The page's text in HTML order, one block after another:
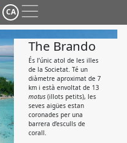
CA
The Brando
És l’únic atol de les illes
de la Societat. Té un
diàmetre aproximat de 7
km i està envoltat de 13
motus (illots petits), les
seves aigües estan
coronades per una
barrera d’esculls de
corall.